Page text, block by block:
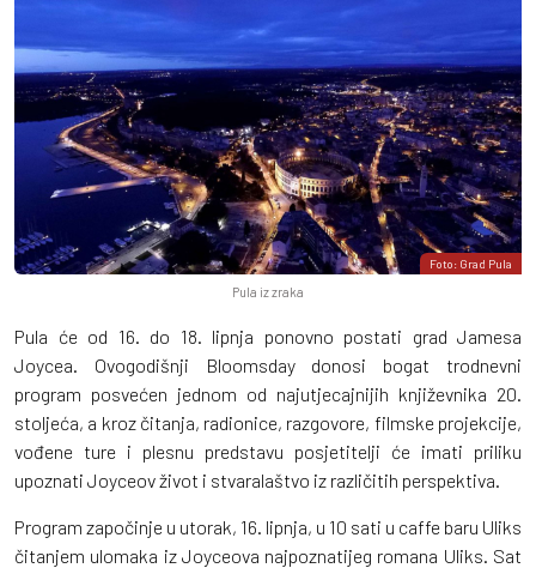
Foto: Grad Pula
Pula iz zraka
Pula će od 16. do 18. lipnja ponovno postati grad Jamesa
Joycea. Ovogodišnji Bloomsday donosi bogat trodnevni
program posvećen jednom od najutjecajnijih književnika 20.
stoljeća, a kroz čitanja, radionice, razgovore, filmske projekcije,
vođene ture i plesnu predstavu posjetitelji će imati priliku
upoznati Joyceov život i stvaralaštvo iz različitih perspektiva.
Program započinje u utorak, 16. lipnja, u 10 sati u caffe baru Uliks
čitanjem ulomaka iz Joyceova najpoznatijeg romana Uliks. Sat